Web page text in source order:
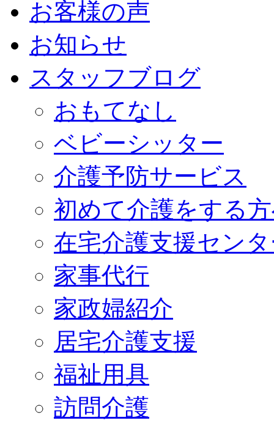
お客様の声
お知らせ
スタッフブログ
おもてなし
ベビーシッター
介護予防サービス
初めて介護をする
在宅介護支援セン
家事代行
家政婦紹介
居宅介護支援
福祉用具
訪問介護